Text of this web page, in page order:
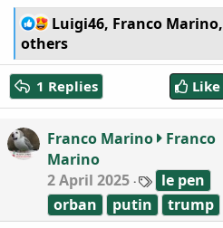
R
e
a
c
t
i
n
s
:
Luigi46, Franco Marino,
others
1 Replies Like
Franco Marino
Franco
Marino
2 April 2025
T
a
s
le pen
orban
putin trump